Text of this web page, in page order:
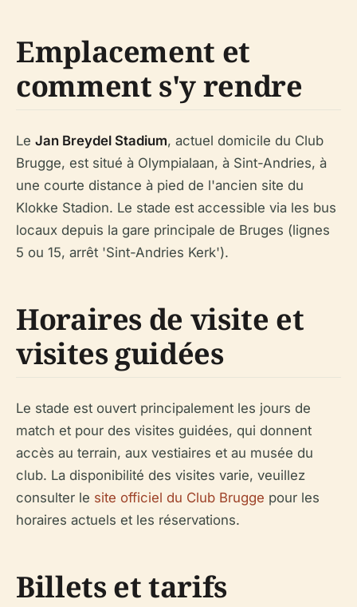
Emplacement et
comment s'y rendre
Le Jan Breydel Stadium, actuel domicile du Club
Brugge, est situé à Olympialaan, à Sint-Andries, à
une courte distance à pied de l'ancien site du
Klokke Stadion. Le stade est accessible via les bus
locaux depuis la gare principale de Bruges (lignes
5 ou 15, arrêt 'Sint-Andries Kerk').
Horaires de visite et
visites guidées
Le stade est ouvert principalement les jours de
match et pour des visites guidées, qui donnent
accès au terrain, aux vestiaires et au musée du
club. La disponibilité des visites varie, veuillez
consulter le site officiel du Club Brugge pour les
horaires actuels et les réservations.
Billets et tarifs